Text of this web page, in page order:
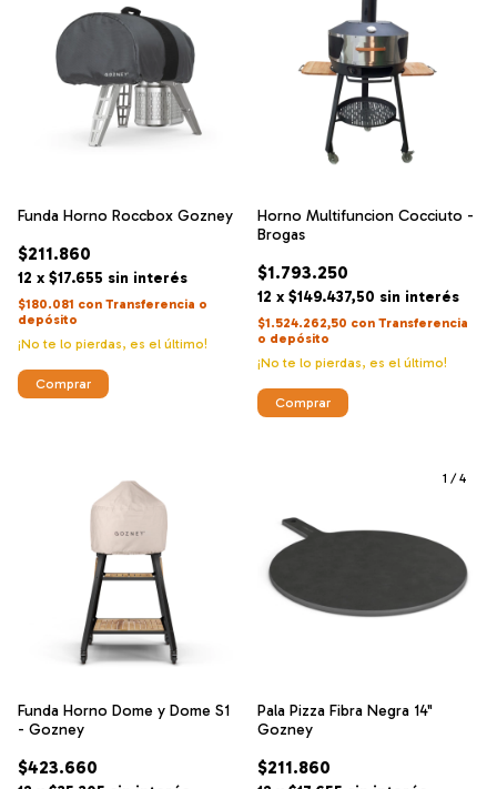
Funda Horno Roccbox Gozney
$211.860
12 x $17.655 sin interés
$180.081 con Transferencia o
depósito
¡No te lo pierdas, es el último!
Horno Multifuncion Cocciuto -
Brogas
$1.793.250
12 x $149.437,50 sin interés
$1.524.262,50 con Transferencia
o depósito
¡No te lo pierdas, es el último!
Funda Horno Dome y Dome S1
- Gozney
$423.660
1 /4
Pala Pizza Fibra Negra 14"
Gozney
$211.860